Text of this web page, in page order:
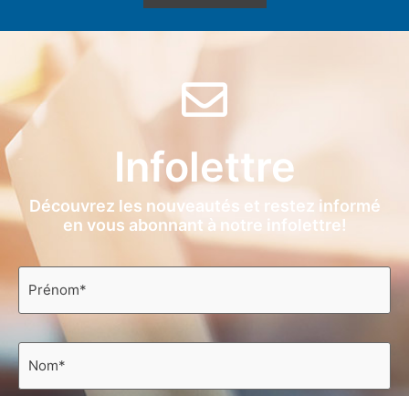
Infolettre
Découvrez les nouveautés et restez informé
en vous abonnant à notre infolettre!
Prénom
Nom